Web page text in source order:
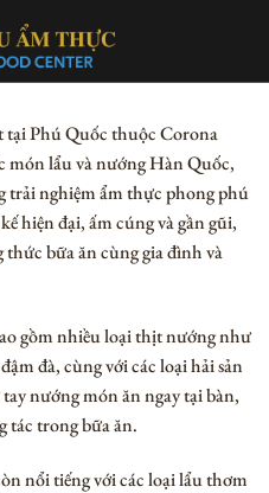
tại Phú Quốc thuộc Corona
món lẩu và nướng Hàn Quốc,
trải nghiệm ẩm thực phong phú
hiện đại, ấm cúng và gần gũi,
bữa ăn cùng gia đình và
gồm nhiều loại thịt nướng như
đà, cùng với các loại hải sản
nướng món ăn ngay tại bàn,
tác trong bữa ăn.
nổi tiếng với các loại lẩu thơm